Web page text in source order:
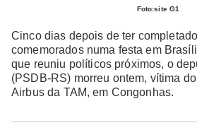
Foto:site G1
Cinco dias depois de ter
comemorados numa festa em
que reuniu políticos próximos, o
(PSDB-RS) morreu ontem, vítima
Airbus da TAM, em Congonhas.